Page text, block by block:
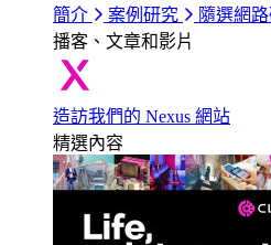
簡介
案例研究 隨選網
播客、文章和影片
造訪我們的 Nexus 網站
精選內容